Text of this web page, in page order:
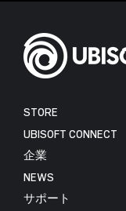
STORE
UBISOFT CONNECT
企業
NEWS
サポート